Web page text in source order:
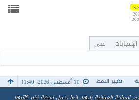
الإعجابات عني
10 أغسطس 2026، 11:40
تغيير النمط
الساحة العمانية رأيها، إنما تحمل وجهة نظر كاتبها